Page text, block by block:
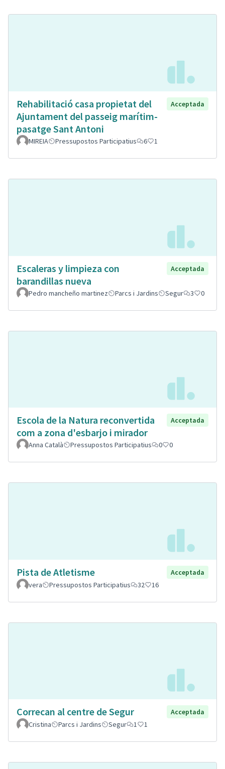
Rehabilitació casa propietat del
Ajuntament del passeig marítim-
pasatge Sant Antoni
Acceptada
MIREIA Pressupostos Participatius 6 1
Escaleras y limpieza con
barandillas nueva
Acceptada
Pedro mancheño martinez Parcs i Jardins Segur 3 0
Escola de la Natura reconvertida
com a zona d'esbarjo i mirador
Acceptada
Anna Català Pressupostos Participatius 0 0
Pista de Atletisme
Acceptada
vera
Pressupostos Participatius 32 16
Correcan al centre de Segur
Acceptada
Cristina
Parcs i Jardins Segur 1 1